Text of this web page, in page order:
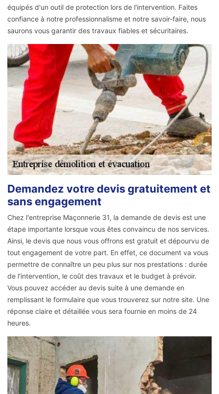
équipés d'un outil de protection lors de l'intervention. Faites
confiance à notre professionnalisme et notre savoir-faire, nous
saurons vous garantir des travaux fiables et sécuritaires.
Demandez votre devis gratuitement et
sans engagement
Chez l'entreprise Maçonnerie 31, la demande de devis est une
étape importante lorsque vous êtes convaincu de nos services.
Ainsi, le devis que nous vous offrons est gratuit et dépourvu de
tout engagement de votre part. En effet, ce document va vous
permettre de connaître un peu plus sur nos prestations : durée
de l'intervention, le coût des travaux et le budget à prévoir.
Vous pouvez accéder au devis suite à une demande en
remplissant le formulaire que vous trouverez sur notre site. Une
réponse claire et détaillée vous sera fournie en moins de 24
heures.